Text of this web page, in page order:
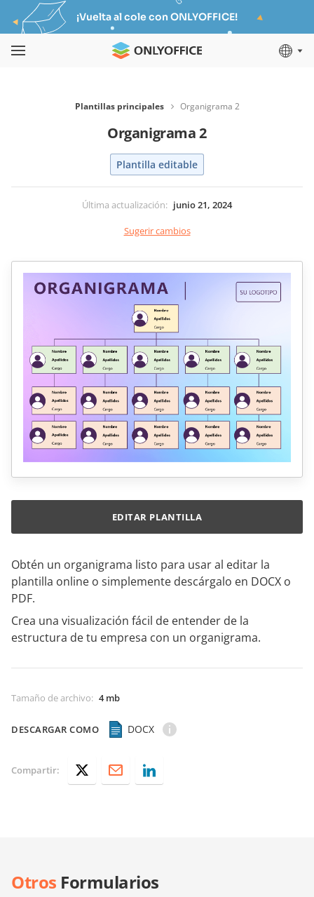
¡Vuelta al cole con ONLYOFFICE!
Plantillas principales Organigrama 2
Organigrama 2
Plantilla editable
Última actualización: junio 21, 2024
Sugerir cambios
Obtén un organigrama listo para usar al editar la
plantilla online o simplemente descárgalo en DOCX o
PDF.
Crea una visualización fácil de entender de la
estructura de tu empresa con un organigrama.
Tamaño de archivo: 4 mb
DESCARGAR COMO DOCX
EDITAR PLANTILLA
Compartir:
Otros Formularios